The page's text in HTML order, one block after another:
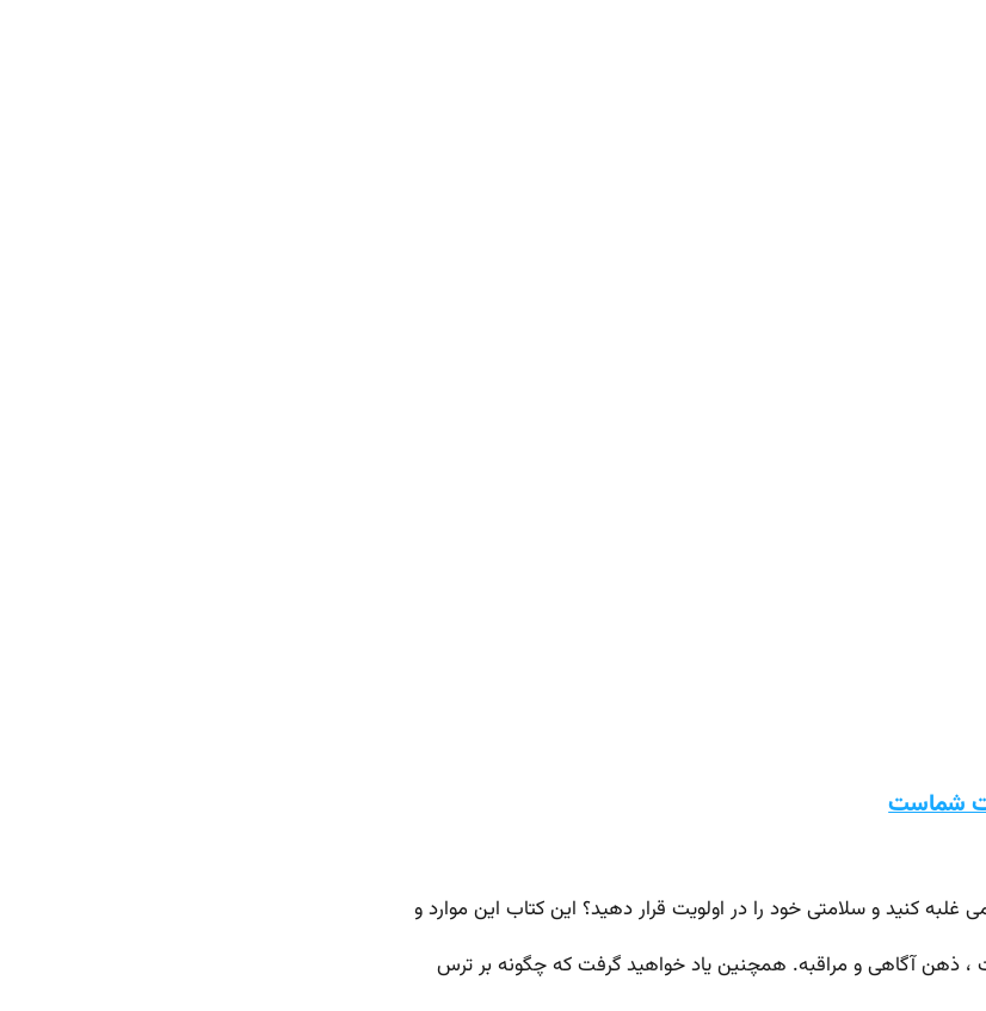
شماست
غلبه کنید و سلامتی خود را در اولویت قرار دهید؟ این کتاب این موارد و
ذهن آگاهی و مراقبه. همچنین یاد خواهید گرفت که چگونه بر ترس